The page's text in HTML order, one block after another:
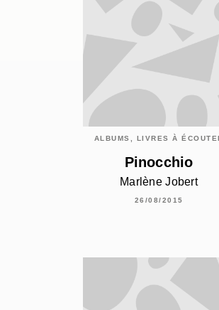
ALBUMS, LIVRES À
Pinocchio
Marlène Jobert
26/08/2015